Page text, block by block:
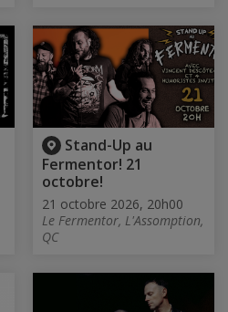
Stand-Up au
Fermentor! 21
octobre!
21 octobre 2026, 20h00
Le Fermentor, L'Assomption,
QC